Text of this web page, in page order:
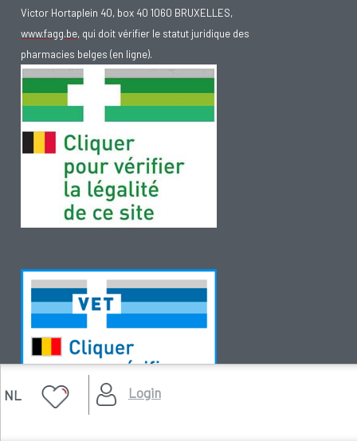
NL Login
Victor Hortaplein 40, box 40 1060 BRUXELLES,
www.fagg.be, qui doit vérifier le statut juridique des
pharmacies belges (en ligne).